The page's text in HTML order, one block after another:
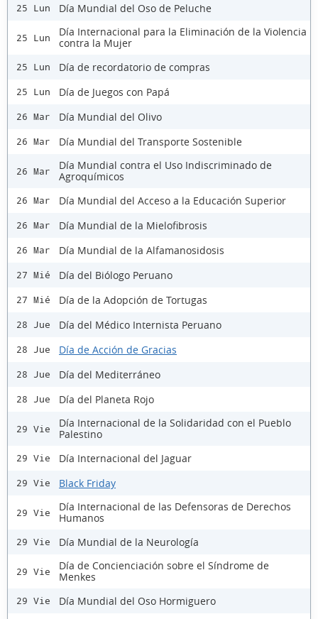
25 Lun Día Mundial del Oso de Peluche
25 Lun
Día Internacional para la Eliminación de la Violencia
contra la Mujer
25 Lun Día de recordatorio de compras
25 Lun Día de Juegos con Papá
26 Mar Día Mundial del Olivo
26 Mar Día Mundial del Transporte Sostenible
26 Mar
Día Mundial contra el Uso Indiscriminado de
Agroquímicos
26 Mar Día Mundial del Acceso a la Educación Superior
26 Mar Día Mundial de la Mielofibrosis
26 Mar Día Mundial de la Alfamanosidosis
27 Mié Día del Biólogo Peruano
27 Mié Día de la Adopción de Tortugas
28 Jue Día del Médico Internista Peruano
28 Jue Día de Acción de Gracias
28 Jue Día del Mediterráneo
28 Jue Día del Planeta Rojo
29 Vie
Día Internacional de la Solidaridad con el Pueblo
Palestino
29 Vie Día Internacional del Jaguar
29 Vie Black Friday
29 Vie
Día Internacional de las Defensoras de Derechos
Humanos
29 Vie Día Mundial de la Neurología
29 Vie
Día de Concienciación sobre el Síndrome de
Menkes
29 Vie
Día Mundial del Oso Hormiguero